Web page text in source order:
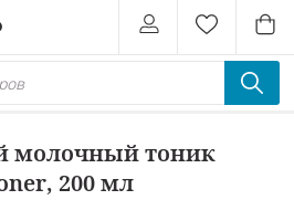
молочный тоник
200 мл